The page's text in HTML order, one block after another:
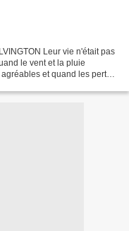
Leur vie n'était pas
le vent et la pluie
et quand les pertes